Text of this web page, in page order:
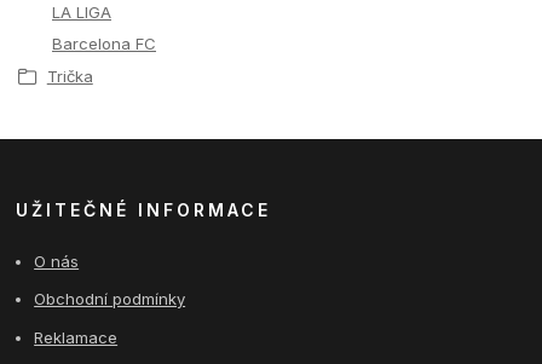
LA LIGA
Barcelona FC
Trička
UŽITEČNÉ INFORMACE
O nás
Obchodní podmínky
Reklamace